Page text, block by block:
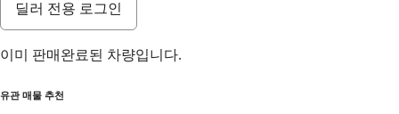
딜러 전용 로그인
이미 판매완료된 차량입니다.
유관 매물 추천